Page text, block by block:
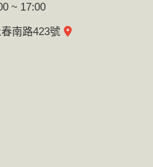
~ 17:00
南路423號